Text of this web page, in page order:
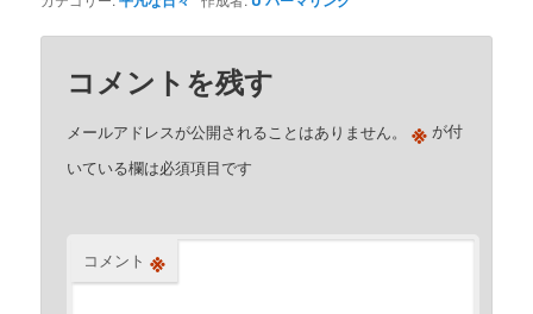
コメントを残す
メールアドレスが公開されることはありません。 ※ が付
いている欄は必須項目です
コメント ※